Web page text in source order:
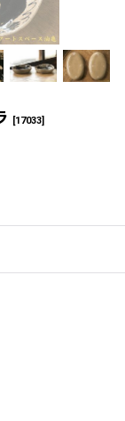
[17033]